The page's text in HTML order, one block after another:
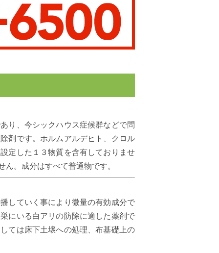
り、今シックハウス症候群などで問
剤です。ホルムアルデヒト、クロル
定した１３物質を含有しておりませ
。成分はすべて普通物です。
していく事により微量の有効成分で
にいる白アリの防除に適した薬剤で
ては床下土壌への処理、布基礎上の